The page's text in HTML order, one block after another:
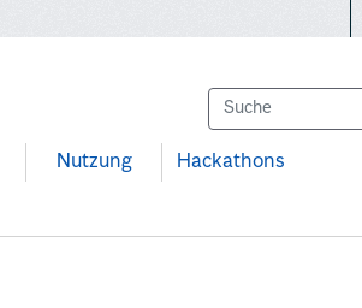
Nutzung Hackathons